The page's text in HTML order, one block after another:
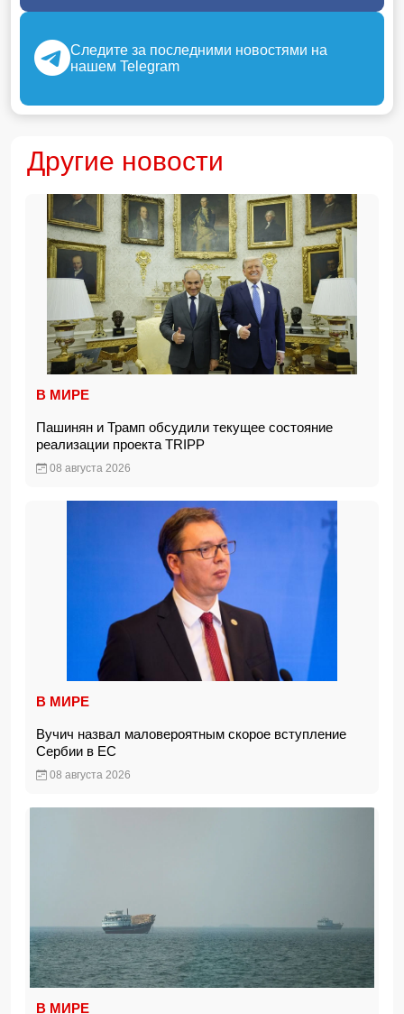
Следите за последними новостями на
нашем Telegram
Другие новости
В МИРЕ
Пашинян и Трамп обсудили текущее состояние
реализации проекта TRIPP
08 августа 2026
В МИРЕ
Вучич назвал маловероятным скорое вступление
Сербии в ЕС
08 августа 2026
В МИРЕ